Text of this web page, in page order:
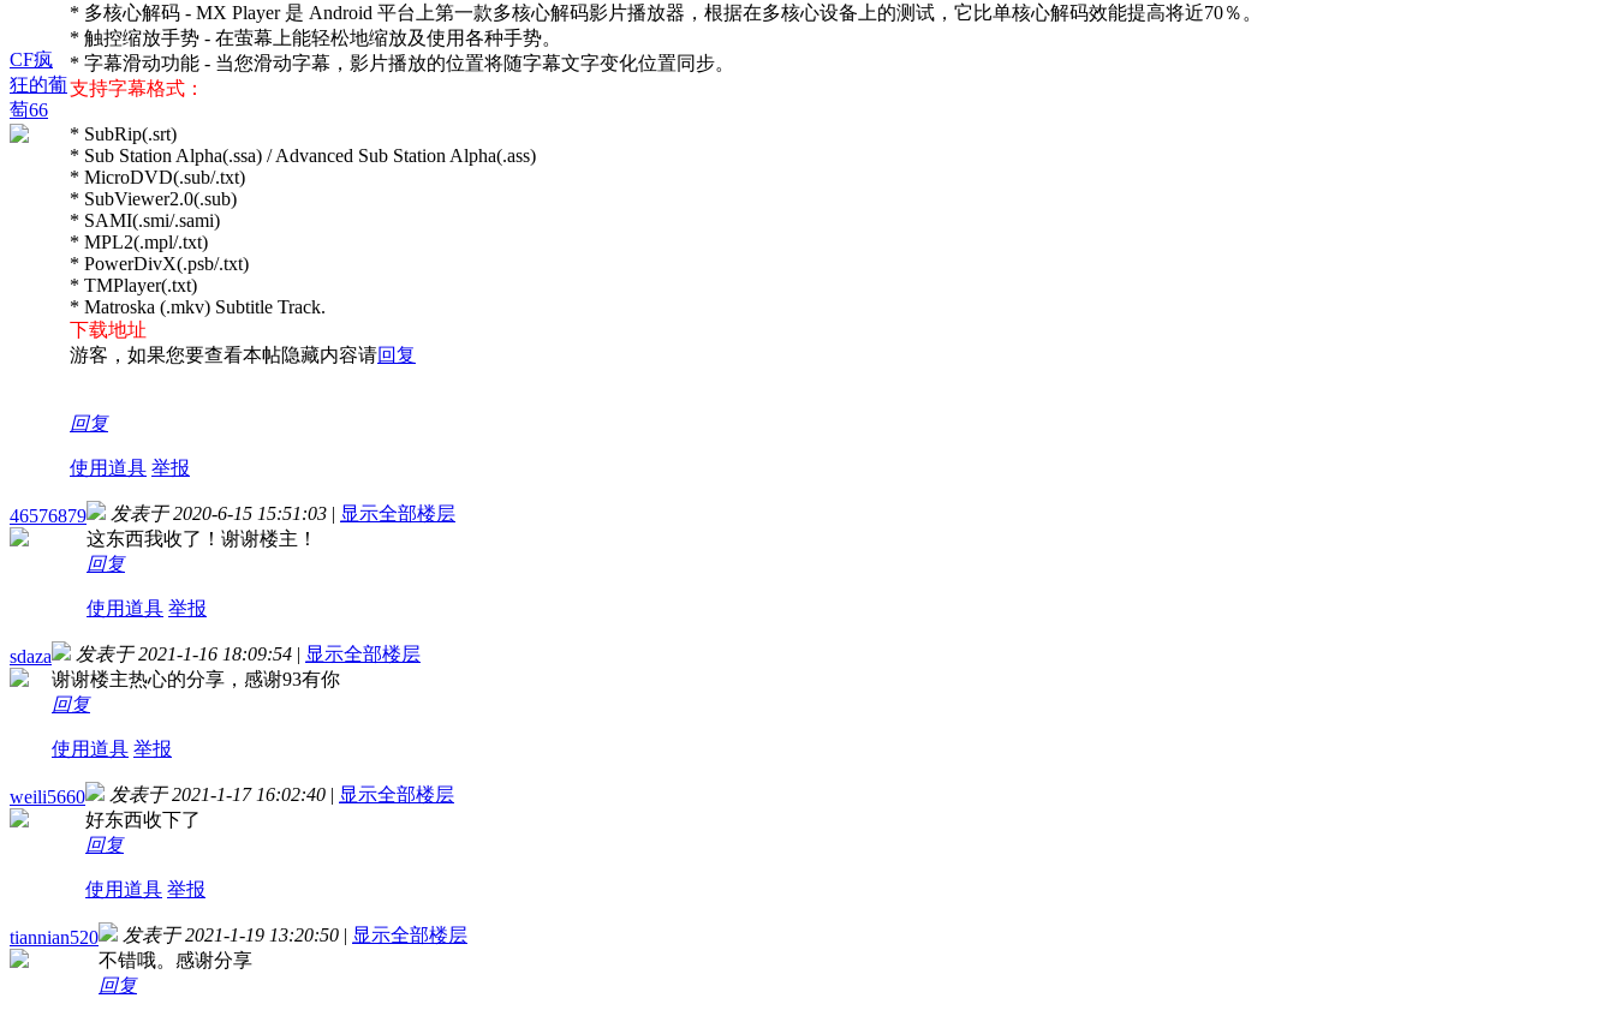
CF疯
狂的葡
萄66
* 多核心解码 - MX Player 是 Android 平台上第一款多核心解码影片播放器，根据在多核心设备上的测试，它比单核心解码效能提高将近70％。
* 触控缩放手势 - 在萤幕上能轻松地缩放及使用各种手势。
* 字幕滑动功能 - 当您滑动字幕，影片播放的位置将随字幕文字变化位置同步。
支持字幕格式：
* SubRip(.srt)
* Sub Station Alpha(.ssa) / Advanced Sub Station Alpha(.ass)
* MicroDVD(.sub/.txt)
* SubViewer2.0(.sub)
* SAMI(.smi/.sami)
* MPL2(.mpl/.txt)
* PowerDivX(.psb/.txt)
* TMPlayer(.txt)
* Matroska (.mkv) Subtitle Track.
下载地址
游客，如果您要查看本帖隐藏内容请回复
回复
使用道具 举报
46576879 发表于 2020-6-15 15:51:03 | 显示全部楼层
这东西我收了！谢谢楼主！
回复
使用道具 举报
sdaza 发表于 2021-1-16 18:09:54 | 显示全部楼层
谢谢楼主热心的分享，感谢93有你
回复
使用道具 举报
weili5660 发表于 2021-1-17 16:02:40 | 显示全部楼层
好东西收下了
回复
使用道具 举报
tiannian520 发表于 2021-1-19 13:20:50 | 显示全部楼层
不错哦。感谢分享
回复